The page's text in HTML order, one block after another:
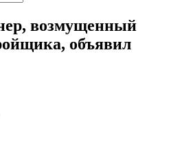
возмущенный
объявил